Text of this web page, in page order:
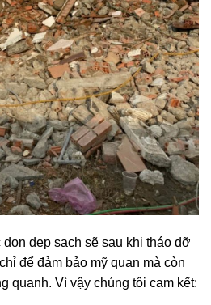
dẹp sạch sẽ sau khi tháo dỡ
để đảm bảo mỹ quan mà còn
quanh. Vì vậy chúng tôi cam kết: